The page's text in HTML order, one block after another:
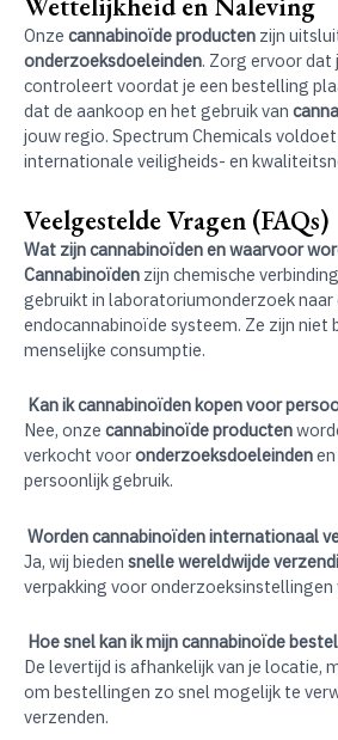
Onze cannabinoïde producten zijn
onderzoeksdoeleinden. Zorg ervoor
controleert voordat je een bestelling
dat de aankoop en het gebruik van
jouw regio. Spectrum Chemicals
internationale veiligheids- en
Veelgestelde Vragen (FAQs)
Wat zijn cannabinoïden en waarvoor
Cannabinoïden zijn chemische
gebruikt in laboratoriumonderzoek
endocannabinoïde systeem. Ze zijn niet
menselijke consumptie.
Kan ik cannabinoïden kopen voor
Nee, onze cannabinoïde producten
verkocht vooronderzoeksdoeleinden
persoonlijk gebruik.
Worden cannabinoïden internationaal
Ja, wij bieden snelle wereldwijde
verpakking voor onderzoeksinstellingen
Hoe snel kan ik mijn cannabinoïde
De levertijd is afhankelijk van je locatie,
om bestellingen zo snel mogelijk te
verzenden.